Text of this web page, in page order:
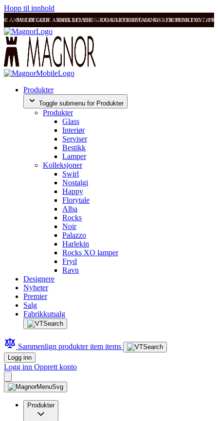
Hopp til innhold
ANMELDELSER RASK LEVERING OG SIKKER BETALING FRI FRAKT OVER
SVÆRT GODE ANMELDELSER RASK LEVERING OG SIKKER BETALING
Produkter
Toggle submenu for Produkter
Produkter
Glass
Interiør
Serviser
Bestikk
Lamper
Kolleksjoner
Swirl
Nostalgi
Happy
Florytale
Alba
Rocks
Noir
Palazzo
Harlekin
Rocks XO lamper
Fryd
Ravn
Designere
Nyheter
Premier
Salg
Fabrikkutsalg
Sammenlign produkteritem items
Logg inn
Logg inn Opprett konto
Produkter